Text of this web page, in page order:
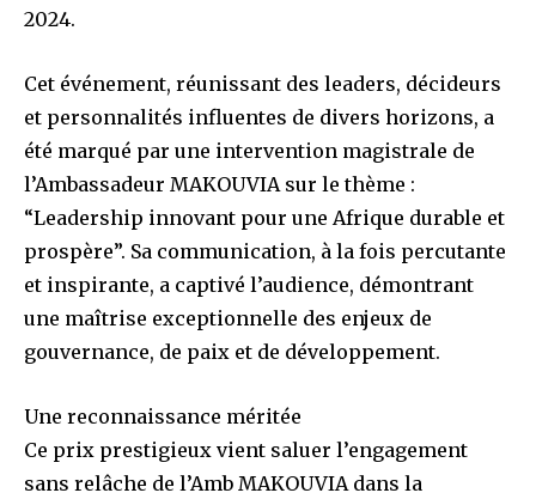
2024.
Cet événement, réunissant des leaders, décideurs
et personnalités influentes de divers horizons, a
été marqué par une intervention magistrale de
l’Ambassadeur MAKOUVIA sur le thème :
“Leadership innovant pour une Afrique durable et
prospère”. Sa communication, à la fois percutante
et inspirante, a captivé l’audience, démontrant
une maîtrise exceptionnelle des enjeux de
gouvernance, de paix et de développement.
Une reconnaissance méritée
Ce prix prestigieux vient saluer l’engagement
sans relâche de l’Amb MAKOUVIA dans la